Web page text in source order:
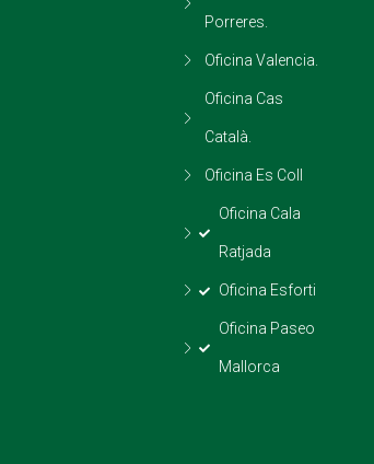
Porreres.
Oficina Valencia.
Oficina Cas
Català.
Oficina Es Coll
Oficina Cala
Ratjada
Oficina Esforti
Oficina Paseo
Mallorca